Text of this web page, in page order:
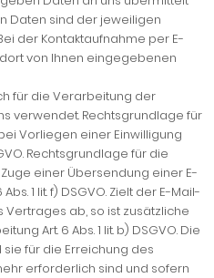
Daten sind der jeweiligen
der Kontaktaufnahme per E-
von Ihnen eingegebenen
für die Verarbeitung der
verwendet. Rechtsgrundlage für
Vorliegen einer Einwilligung
Rechtsgrundlage für die
einer Übersendung einer E-
1 lit. f) DSGVO. Zielt der E-Mail-
Vertrages ab, so ist zusätzliche
Art. 6 Abs. 1 lit. b) DSGVO. Die
für die Erreichung des
erforderlich sind und sofern